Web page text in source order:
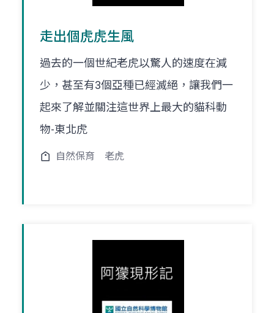
走出個虎虎生風
過去的一個世紀老虎以驚人的速度在減
少，甚至有3個亞種已經滅絕，讓我們一
起來了解並關注這世界上最大的貓科動
物-東北虎
自然保育 老虎